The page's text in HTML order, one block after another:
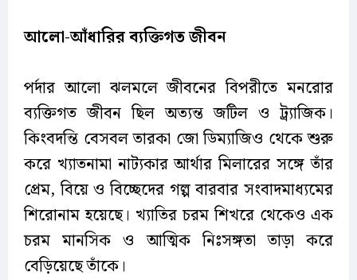
আলো-আঁধারিরব্যক্তিগতজীবন
পর্দার আলো ঝলমলে জীবনের বিপরীতে মনরোর
ব্যক্তিগত জীবন ছিল অত্যন্ত জটিল ও ট্র্যাজিক।
কিংবদন্তি বেসবল তারকা জো ডিম্যাজিও থেকে শুরু
করে খ্যাতনামা নাট্যকার আর্থার মিলারের সঙ্গে তাঁর
প্রেম, বিয়ে ও বিচ্ছেদের গল্প বারবার সংবাদমাধ্যমের
শিরোনাম হয়েছে। খ্যাতির চরম শিখরে থেকেও এক
চরম মানসিক ও আত্মিক নিঃসঙ্গতা তাড়া করে
বেড়িয়েছে তাঁকে।